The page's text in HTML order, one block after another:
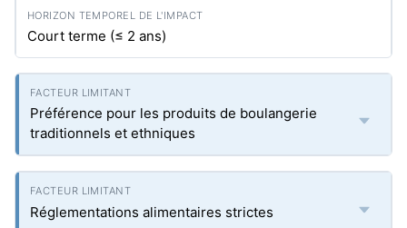
Court terme (≤ 2 ans)
Préférence pour les produits de boulangerie
traditionnels et ethniques
Réglementations alimentaires strictes